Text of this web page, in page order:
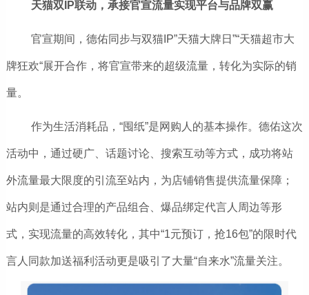
天猫双IP联动，承接官宣流量实现平台与品牌双赢
官宣期间，德佑同步与双猫IP”天猫大牌日”“天猫超市大
牌狂欢“展开合作，将官宣带来的超级流量，转化为实际的销
量。
作为生活消耗品，“囤纸”是网购人的基本操作。德佑这次
活动中，通过硬广、话题讨论、搜索互动等方式，成功将站
外流量最大限度的引流至站内，为店铺销售提供流量保障；
站内则是通过合理的产品组合、爆品绑定代言人周边等形
式，实现流量的高效转化，其中“1元预订，抢16包”的限时代
言人同款加送福利活动更是吸引了大量“自来水”流量关注。